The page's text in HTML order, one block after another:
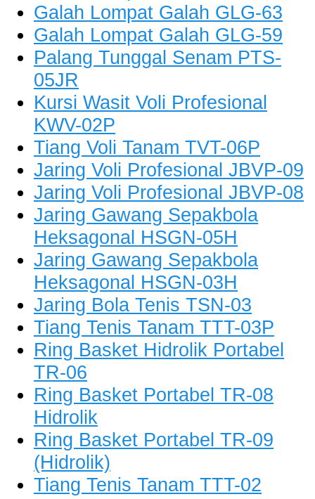
Galah Lompat Galah GLG-63
Galah Lompat Galah GLG-59
Palang Tunggal Senam PTS-
05JR
Kursi Wasit Voli Profesional
KWV-02P
Tiang Voli Tanam TVT-06P
Jaring Voli Profesional JBVP-09
Jaring Voli Profesional JBVP-08
Jaring Gawang Sepakbola
Heksagonal HSGN-05H
Jaring Gawang Sepakbola
Heksagonal HSGN-03H
Jaring Bola Tenis TSN-03
Tiang Tenis Tanam TTT-03P
Ring Basket Hidrolik Portabel
TR-06
Ring Basket Portabel TR-08
Hidrolik
Ring Basket Portabel TR-09
(Hidrolik)
Tiang Tenis Tanam TTT-02